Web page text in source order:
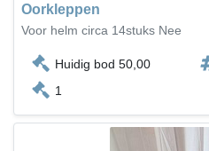
Oorkleppen
Voor helm circa 14stuks Nee
Huidig bod 50,00
1